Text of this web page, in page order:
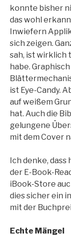
konnte bisher
das wohl
Inwiefern
sich zeigen.
sah, ist wirklich
habe.
ist Eye-Candy.
auf weißem
hat. Auch die
gelungene
mit dem Cover
Ich denke,
der E-Book-
iBook-Store
dies sicher ein
mit der
Echte Mängel